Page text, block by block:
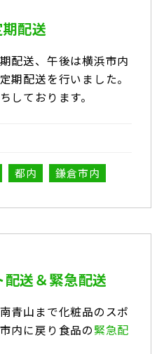
配送
配送、午後は横浜市内
期配送を行いました。
しております。
都内 鎌倉市内
送＆緊急配送
青山まで化粧品のスポ
内に戻り食品の緊急配